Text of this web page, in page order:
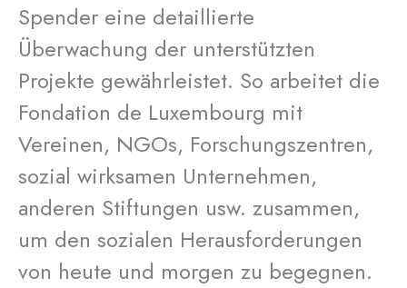
Spender eine detaillierte
Überwachung der unterstützten
Projekte gewährleistet. So arbeitet die
Fondation de Luxembourg mit
Vereinen, NGOs, Forschungszentren,
sozial wirksamen Unternehmen,
anderen Stiftungen usw. zusammen,
um den sozialen Herausforderungen
von heute und morgen zu begegnen.